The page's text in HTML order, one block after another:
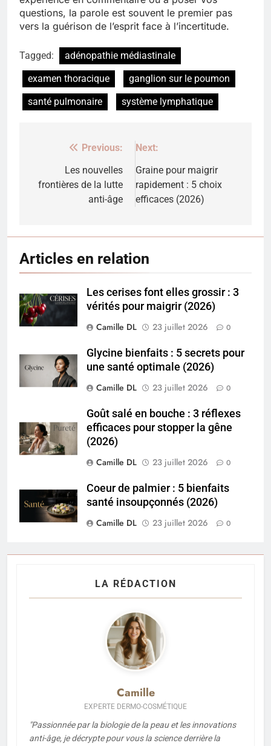
questions, la parole est souvent le premier pas
vers la guérison de l’esprit face à l’incertitude.
Tagged:
adénopathie médiastinale
examen thoracique
ganglion sur le poumon
santé pulmonaire
système lymphatique
NavigationPrevious:
Les nouvelles
frontières de la lutte
anti-âge
Next:
Graine pour maigrir
rapidement : 5 choix
efficaces (2026)
Articles en relation
Les cerises font elles grossir : 3
vérités pour maigrir (2026)
Camille DL
23 juillet 2026 0
Glycine bienfaits : 5 secrets pour
une santé optimale (2026)
Camille DL
23 juillet 2026 0
Goût salé en bouche : 3 réflexes
efficaces pour stopper la gêne
(2026)
Camille DL
23 juillet 2026 0
Coeur de palmier : 5 bienfaits
santé insoupçonnés (2026)
Camille DL
23 juillet 2026 0
LA RÉDACTION
Camille
EXPERTE DERMO-COSMÉTIQUE
"Passionnée par la biologie de la peau et les innovations
anti-âge, je décrypte pour vous la science derrière la